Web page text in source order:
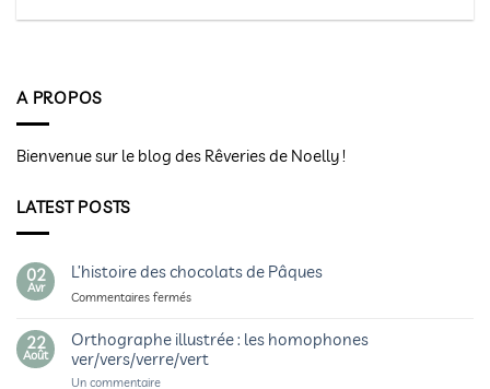
A PROPOS
Bienvenue sur le blog des Rêveries de Noelly !
LATEST POSTS
02
Avr
L’histoire des chocolats de Pâques
Commentaires ferméssur
des
chocolats
22
Août
Orthographe illustrée : les homophones
ver/vers/verre/vert
Un commentairesur